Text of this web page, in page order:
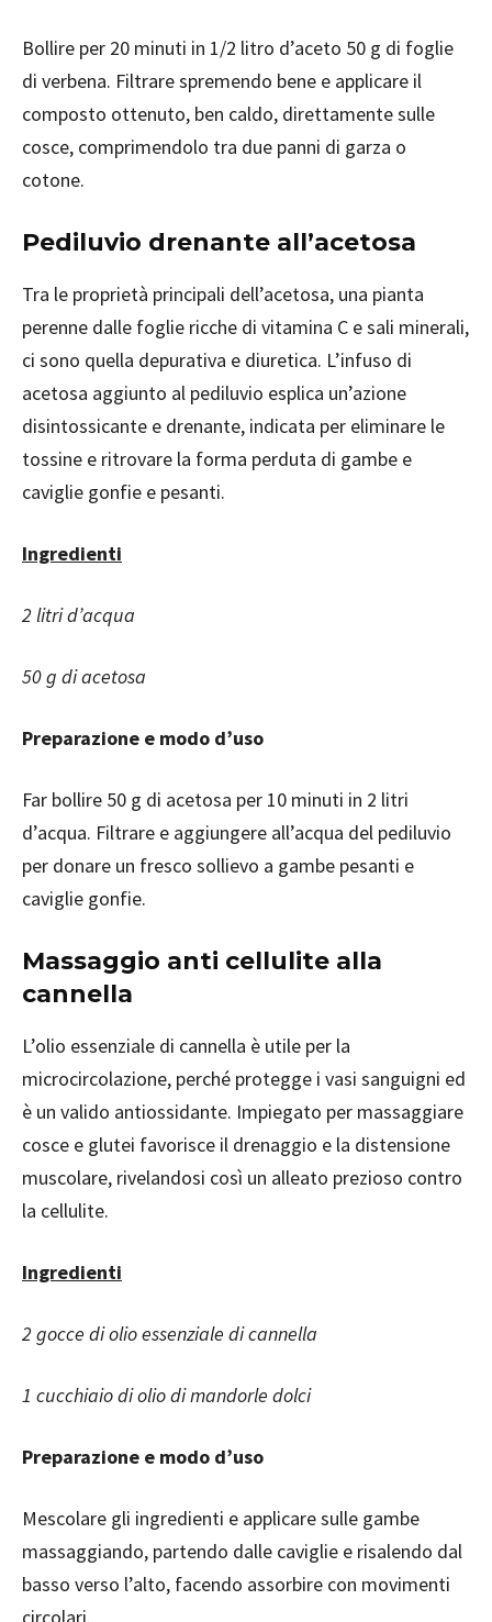
Bollire per 20 minuti in 1/2 litro d’aceto 50 g di foglie
di verbena. Filtrare spremendo bene e applicare il
composto ottenuto, ben caldo, direttamente sulle
cosce, comprimendolo tra due panni di garza o
cotone.
Pediluvio drenante all’acetosa
Tra le proprietà principali dell’acetosa, una pianta
perenne dalle foglie ricche di vitamina C e sali minerali,
ci sono quella depurativa e diuretica. L’infuso di
acetosa aggiunto al pediluvio esplica un’azione
disintossicante e drenante, indicata per eliminare le
tossine e ritrovare la forma perduta di gambe e
caviglie gonfie e pesanti.
Ingredienti
2 litri d’acqua
50 g di acetosa
Preparazione e modo d’uso
Far bollire 50 g di acetosa per 10 minuti in 2 litri
d’acqua. Filtrare e aggiungere all’acqua del pediluvio
per donare un fresco sollievo a gambe pesanti e
caviglie gonfie.
Massaggio anti cellulite alla
cannella
L’olio essenziale di cannella è utile per la
microcircolazione, perché protegge i vasi sanguigni ed
è un valido antiossidante. Impiegato per massaggiare
cosce e glutei favorisce il drenaggio e la distensione
muscolare, rivelandosi così un alleato prezioso contro
la cellulite.
Ingredienti
2 gocce di olio essenziale di cannella
1 cucchiaio di olio di mandorle dolci
Preparazione e modo d’uso
Mescolare gli ingredienti e applicare sulle gambe
massaggiando, partendo dalle caviglie e risalendo dal
basso verso l’alto, facendo assorbire con movimenti